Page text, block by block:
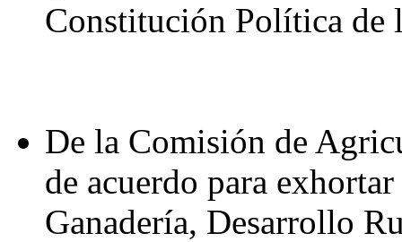
Constitución Política de
De la Comisión de
de acuerdo para
Ganadería, Desarrollo